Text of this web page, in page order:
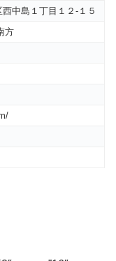
中島１丁目１２‐１５
方